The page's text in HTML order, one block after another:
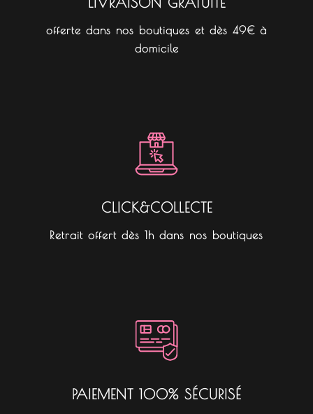
offerte dans nos boutiques et dès 49€ à
domicile
CLICK&COLLECTE
Retrait offert dès 1h dans nos boutiques
PAIEMENT 100% SÉCURISÉ